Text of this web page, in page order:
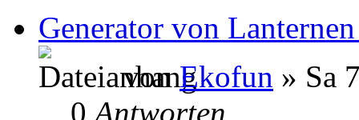
Generator von
vonEkofun » Sa
0 Antworten